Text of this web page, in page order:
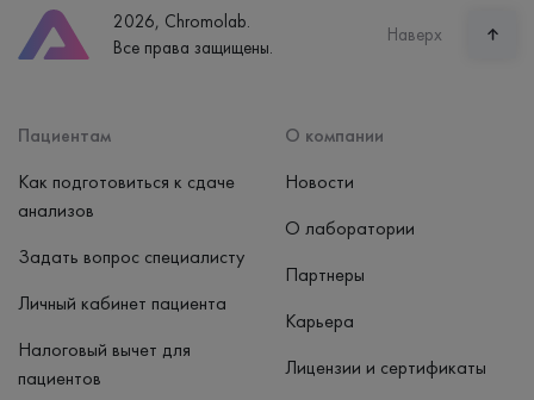
Часы работы
пн-вс: 7:30-15:00
2026, Chromolab.
Все права защищены.
Наверх
Пациентам
Как подготовиться к сдаче
анализов
Задать вопрос специалисту
Личный кабинет пациента
Налоговый вычет для
пациентов
О компании
Новости
О лаборатории
Партнеры
Карьера
Лицензии и сертификаты